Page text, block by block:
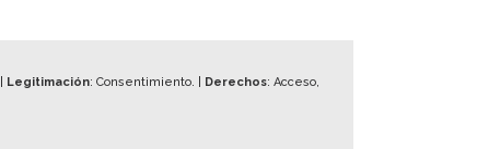
Legitimación: Consentimiento. | Derechos: Acceso,